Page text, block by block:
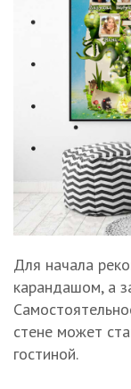
Для начала
карандашом, а
стене может
гостиной.